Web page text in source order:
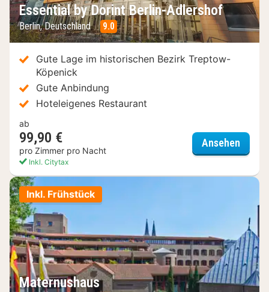
Essential by Dorint Berlin-Adlershof
Berlin, Deutschland 9.0
Gute Lage im historischen Bezirk Treptow-
Köpenick
Gute Anbindung
Hoteleigenes Restaurant
ab
99,90 €
pro Zimmer pro Nacht
Inkl. Citytax
Ansehen
Inkl. Frühstück
Maternushaus